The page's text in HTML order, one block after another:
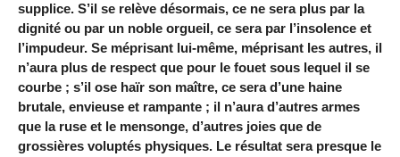
supplice. S’il se relève désormais, ce ne sera plus par la
dignité ou par un noble orgueil, ce sera par l’insolence et
l’impudeur. Se méprisant lui-même, méprisant les autres, il
n’aura plus de respect que pour le fouet sous lequel il se
courbe ; s’il ose haïr son maître, ce sera d’une haine
brutale, envieuse et rampante ; il n’aura d’autres armes
que la ruse et le mensonge, d’autres joies que de
grossières voluptés physiques. Le résultat sera presque le